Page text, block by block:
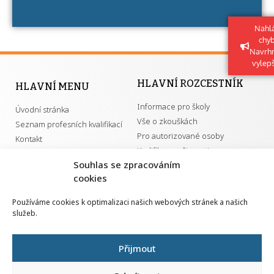
Souhlas se zpracováním
cookies
Používáme cookies k optimalizaci našich webových stránek a našich
služeb.
Přijmout
HLAVNÍ MENU
Úvodní stránka
Seznam profesních kvalifikací
Kontakt
HLAVNÍ ROZCESTNÍK
Informace pro školy
Vše o zkouškách
Pro autorizované osoby
Kvalifikace a živnosti
GDPR
Národní pedagogický institut ČR
Senovážné náměstí 25
110 00 Praha 1